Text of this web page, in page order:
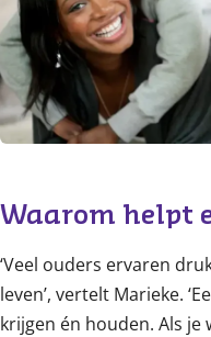
Waarom helpt
‘Veel ouders ervaren
leven’, vertelt Marieke.
krijgen én houden. Als je